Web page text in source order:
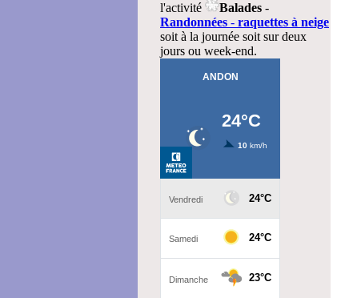
l'activité
Balades -
Randonnées - raquettes à neige
soit à la journée soit sur deux
jours ou week-end.